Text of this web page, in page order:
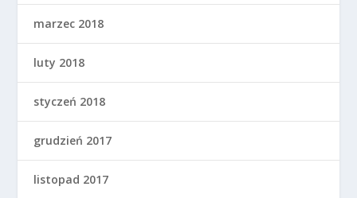
marzec 2018
luty 2018
styczeń 2018
grudzień 2017
listopad 2017